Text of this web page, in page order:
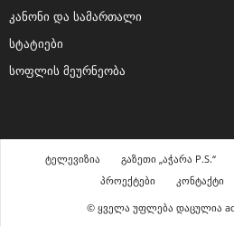
კანონი და სამართალი
სტატიები
სოფლის მეურნეობა
ტელევიზია გაზეთი „აჭარა P.S.“
პროექტები
კონტაქტი
© ყველა უფლება დაცულია